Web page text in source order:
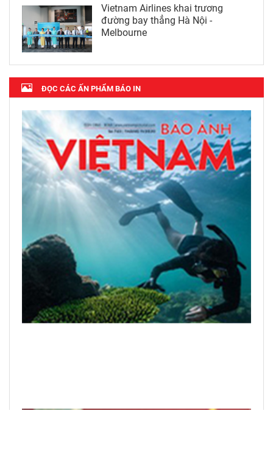
Vietnam Airlines khai trương
đường bay thẳng Hà Nội -
Melbourne
ĐỌC CÁC ẤN PHẨM BÁO IN